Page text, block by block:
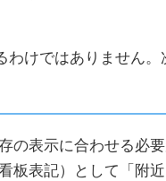
わけではありません
の表示に合わせる必
板表記）として「附